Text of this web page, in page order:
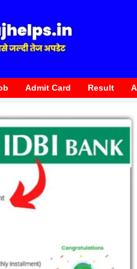
Admit Card Result